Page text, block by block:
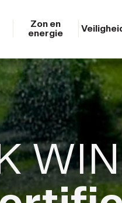
Zon en
energie